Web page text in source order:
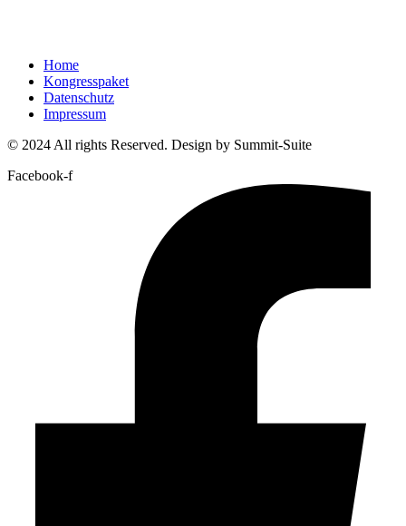
Home
Kongresspaket
Datenschutz
Impressum
© 2024 All rights Reserved. Design by Summit-Suite
Facebook-f